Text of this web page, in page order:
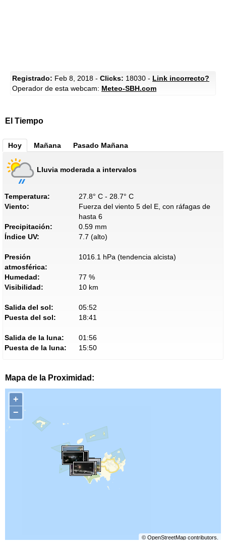
Registrado: Feb 8, 2018 - Clicks: 18030 - Link incorrecto?
Operador de esta webcam: Meteo-SBH.com
El Tiempo
Hoy Mañana Pasado Mañana
Lluvia moderada a intervalos
Temperatura:
27.8° C - 28.7° C
Viento:
Fuerza del viento 5 del E, con ráfagas de
hasta 6
Precipitación:
0.59 mm
Índice UV:
7.7 (alto)
Presión
atmosférica:
1016.1 hPa (tendencia alcista)
Humedad:
77 %
Visibilidad:
10 km
Salida del sol:
05:52
Puesta del sol:
18:41
Salida de la luna:
01:56
Puesta de la luna:
15:50
Mapa de la Proximidad:
+
−
© OpenStreetMapcontributors.